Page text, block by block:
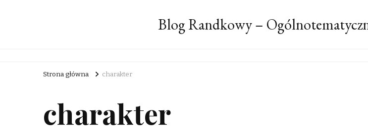
Blog Randkowy –
Strona główna charakter
charakter